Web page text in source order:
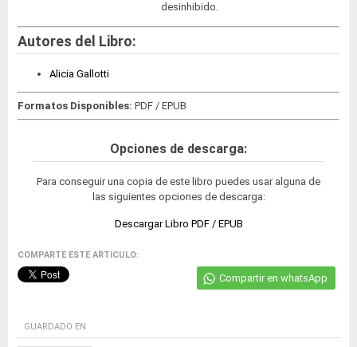
desinhibido.
Autores del Libro:
Alicia Gallotti
Formatos Disponibles: PDF / EPUB
Opciones de descarga:
Para conseguir una copia de este libro puedes usar alguna de
las siguientes opciones de descarga:
Descargar Libro PDF / EPUB
COMPARTE ESTE ARTICULO:
Compartir en whatsApp
GUARDADO EN